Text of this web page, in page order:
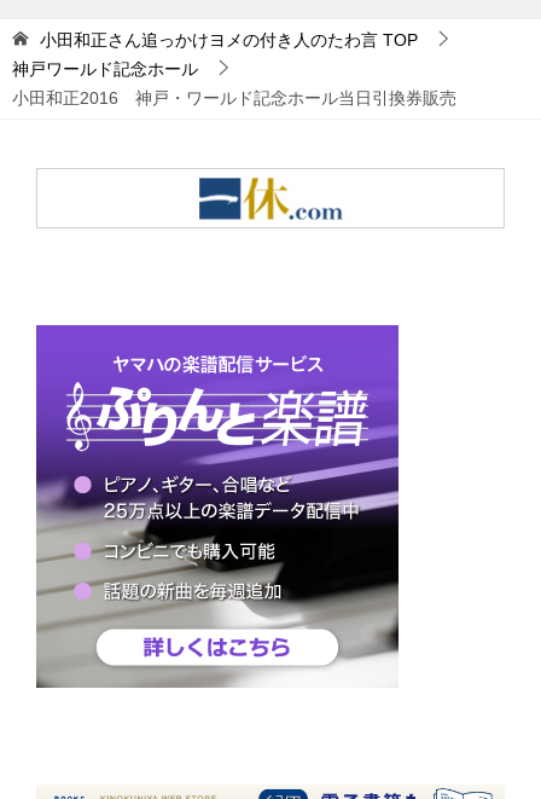
小田和正さん追っかけヨメの付き人のたわ言 TOP
神戸ワールド記念ホール
小田和正2016 神戸・ワールド記念ホール当日引換券販売